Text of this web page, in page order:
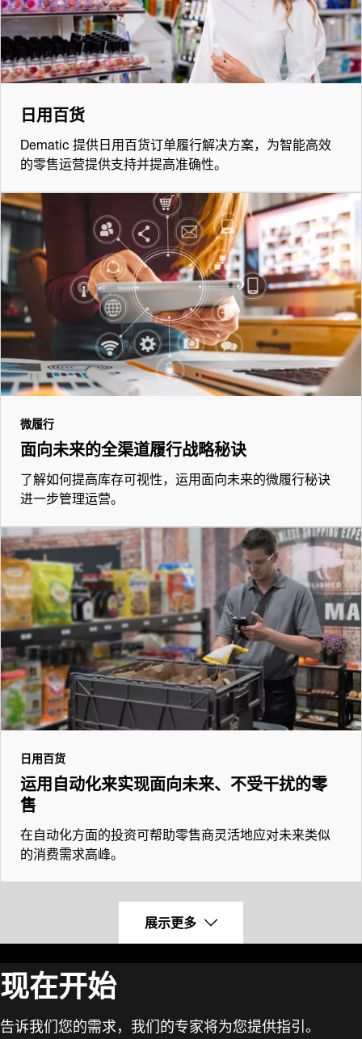
日用百货
Dematic 提供日用百货订单履行解决方案，为智能高效
的零售运营提供支持并提高准确性。
微履行
面向未来的全渠道履行战略秘诀
了解如何提高库存可视性，运用面向未来的微履行秘诀
进一步管理运营。
日用百货
运用自动化来实现面向未来、不受干扰的零
售
在自动化方面的投资可帮助零售商灵活地应对未来类似
的消费需求高峰。
展示更多
现在开始
告诉我们您的需求，我们的专家将为您提供指引。